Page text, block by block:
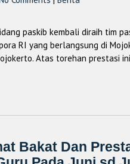
paskib kembali diraih tim
RI yang berlangsung di
Atas torehan prestasi
Bakat Dan